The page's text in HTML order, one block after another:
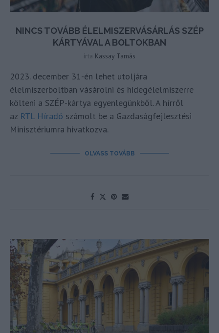
NINCS TOVÁBB ÉLELMISZERVÁSÁRLÁS SZÉP
KÁRTYÁVAL A BOLTOKBAN
írta Kassay Tamás
2023. december 31-én lehet utoljára
élelmiszerboltban vásárolni és hidegélelmiszerre
költeni a SZÉP-kártya egyenlegünkből. A hírről
az RTL Híradó számolt be a Gazdaságfejlesztési
Minisztériumra hivatkozva.
OLVASS TOVÁBB